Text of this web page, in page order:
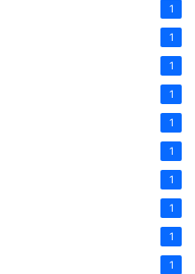
1
1
1
1
1
1
1
1
1
1